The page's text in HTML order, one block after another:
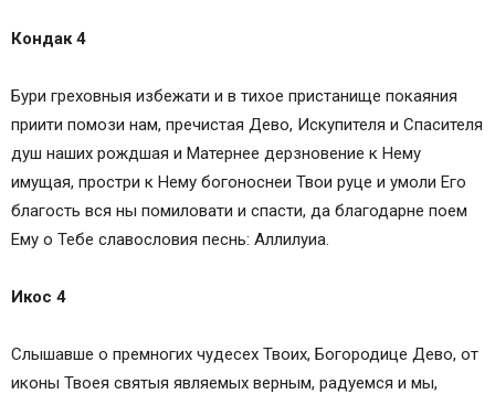
Кондак 4
Бури греховныя избежати и в тихое пристанище покаяния
приити помози нам, пречистая Дево, Искупителя и Спасителя
душ наших рождшая и Матернее дерзновение к Нему
имущая, простри к Нему богоноснеи Твои руце и умоли Его
благость вся ны помиловати и спасти, да благодарне поем
Ему о Тебе славословия песнь: Аллилуиа.
Икос 4
Слышавше о премногих чудесех Твоих, Богородице Дево, от
иконы Твоея святыя являемых верным, радуемся и мы,